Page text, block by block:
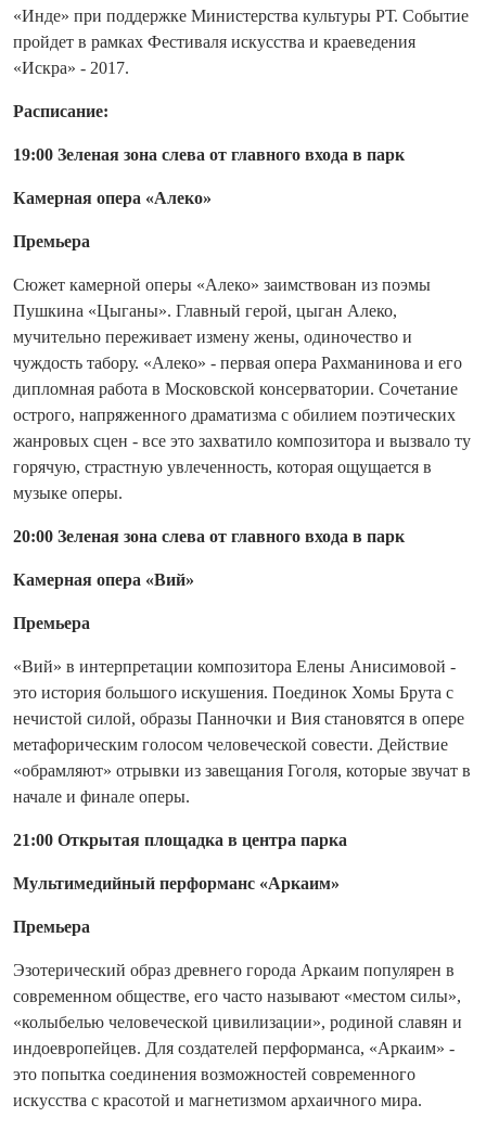
«Инде» при поддержке Министерства культуры РТ. Событие
пройдет в рамках Фестиваля искусства и краеведения
«Искра» - 2017.
Расписание:
19:00 Зеленая зона слева от главного входа в парк
Камерная опера «Алеко»
Премьера
Сюжет камерной оперы «Алеко» заимствован из поэмы
Пушкина «Цыганы». Главный герой, цыган Алеко,
мучительно переживает измену жены, одиночество и
чуждость табору. «Алеко» - первая опера Рахманинова и его
дипломная работа в Московской консерватории. Сочетание
острого, напряженного драматизма с обилием поэтических
жанровых сцен - все это захватило композитора и вызвало ту
горячую, страстную увлеченность, которая ощущается в
музыке оперы.
20:00 Зеленая зона слева от главного входа в парк
Камерная опера «Вий»
Премьера
«Вий» в интерпретации композитора Елены Анисимовой -
это история большого искушения. Поединок Хомы Брута с
нечистой силой, образы Панночки и Вия становятся в опере
метафорическим голосом человеческой совести. Действие
«обрамляют» отрывки из завещания Гоголя, которые звучат в
начале и финале оперы.
21:00 Открытая площадка в центра парка
Мультимедийный перформанс «Аркаим»
Премьера
Эзотерический образ древнего города Аркаим популярен в
современном обществе, его часто называют «местом силы»,
«колыбелью человеческой цивилизации», родиной славян и
индоевропейцев. Для создателей перформанса, «Аркаим» -
это попытка соединения возможностей современного
искусства с красотой и магнетизмом архаичного мира.